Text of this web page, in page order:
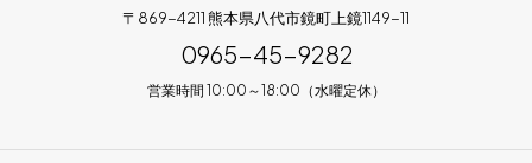
〒869-4211 熊本県八代市鏡町上鏡1149-11
0965-45-9282
営業時間 10:00～18:00（水曜定休）